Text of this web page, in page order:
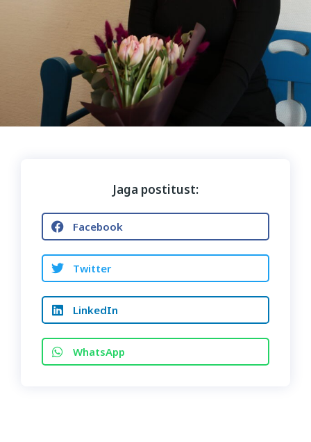
Jaga postitust:
Facebook
Twitter
LinkedIn
WhatsApp